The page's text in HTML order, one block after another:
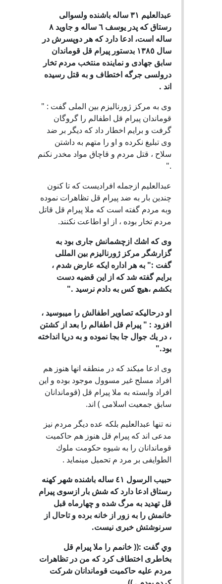
عبدالعليم ٣١ ساله باشنده ولسوالى
رستاق که پدر يوسف ٦ ساله و جاويد ٨
ساله است، ادعا دارد که هر دوپسرش در
سال ١٣٨٥ بدستور پيرام قل قوماندان
سابق جهادى و نماينده منتخب مردم تخار
درولسى جرگه اختطاف و به قتل رسيده
اند .
وى به مرکز ژورناليزم بين الملى گفت : "
قوماندان پيرام قل اطفالم را گروگان
گرفت و برايم اخطار داد که ديگر بر ضد
وى تبليغ نکرده و او را متهم به داشتن
سلاح ، قتل مردم و قاچاق مواد مخدر نکنم
."
عبدالعليم ازجمله افراديست که تا کنون
چندين بار به ضد پيرام قل تظاهرات نموده
وبه مردم گفته است كه ملا پيرام قل قاتل
مردم تخار بوده ، از او اطاعت نکنند.
وى که اشك ازچشمانش جارى بود به
گزارشگر مرکز ژورناليزم بين المللى
گفت :" به هر اداره ايکه عارض شدم ،
برايم گفته شد كه از اين قضيه دست
بكشم ،هيچ كس به دادم نرسيد ."
او درحاليكه تصاوير اطفالش را ميبوسيد ،
افزود : " پيرام قل اطفالم را بعد از كشتن
، در يك جوال جا بجا نموده و به دريا انداخته
بود."
وى ادعا ميکند که در منطقه انها هنوز هم
افراد مسلح غير مسوول موجود بوده و اين
افراد وابسته به ملا پيرام قل (قوماندانان
سابق جمعيت اسلامى ) اند.
نه تنها عبدالعليم بلکه عده ديگر مردم نيز
مدعى اند که پيرام قل هنوز هم حاكميت
قوماندانان را به شيوه حكومت ملوك
الطوايفى بر مرد م تحميل مينمايد .
حبيب الرسول ٤١ ساله باشنده شهر كهنه
رستاق ادعا دارد که شش بار ازسوى پيرام
قل تهديد به مرگ شده و چهارماه قبل
خانمش را به زور از خانه برده و تاحال از
سرنوشتش خبرى نيست.
وي گفت :(( خانمم را ملا پيرام قل
بخاطرى اختطاف کرد که من در تظاهرات
مردم عليه حاکميت قوماندانان شرکت